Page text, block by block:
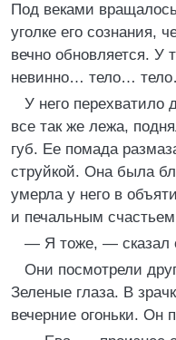
Под веками
уголке его сознания,
вечно обновляется. У
невинно… тело…
У него перехватило
все так же лежа,
губ. Ее помада
струйкой. Она была
умерла у него в
и печальным
— Я тоже, — сказал
Они посмотрели
Зеленые глаза. В
вечерние огоньки. Он